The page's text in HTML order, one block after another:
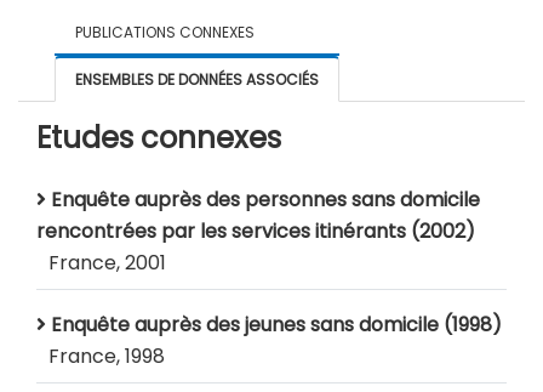
PUBLICATIONS CONNEXES
ENSEMBLES DE DONNÉES ASSOCIÉS
Etudes connexes
Enquête auprès des personnes sans domicile
rencontrées par les services itinérants (2002)
France, 2001
Enquête auprès des jeunes sans domicile (1998)
France, 1998